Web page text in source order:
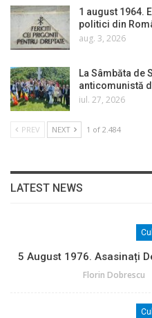
1 august 1964.
politici din
aug. 3, 2026
La Sâmbăta de
anticomunistă
iul. 27, 2026
PREV NEXT 1 of 2.484
LATEST NEWS
5 August 1976. Asasinați
Florin Dobrescu